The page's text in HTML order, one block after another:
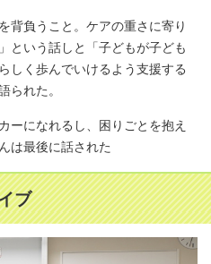
背負うこと。ケアの重さに寄り
という話しと「子どもが子ども
しく歩んでいけるよう支援する
られた。
ーになれるし、困りごとを抱え
は最後に話された
ブ